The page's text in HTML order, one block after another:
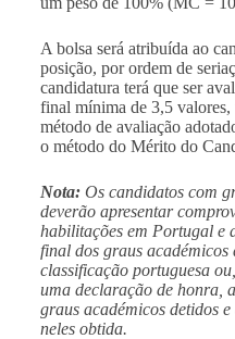
A bolsa será atribuída ao
posição, por ordem de
candidatura terá que ser
final mínima de 3,5 valores,
método de avaliação
o método do Mérito do
Nota:Os candidatos com
deverão apresentar
habilitações em Portugal e
final dos graus académicos
classificação portuguesa
uma declaração de honra,
graus académicos detidos
neles obtida.